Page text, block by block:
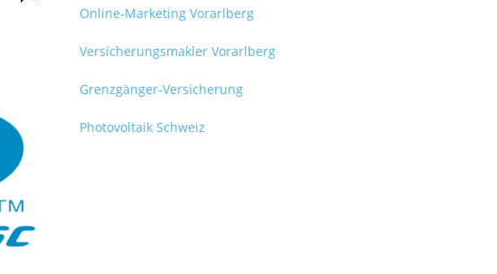
Online-Marketing Vorarlberg
Versicherungsmakler Vorarlberg
Grenzgänger-Versicherung
Photovoltaik Schweiz